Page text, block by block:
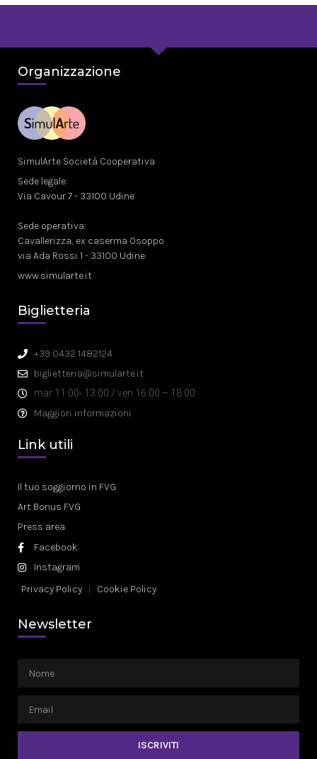
Organizzazione
SimulArte Società Cooperativa
Sede legale:
Via Cavour 7 - 33100 Udine
Sede operativa:
Cavallerizza, ex caserma Osoppo
via Ada Rossi 1 - 33100 Udine
www.simularte.it
Biglietteria
+39 0432 1482124
biglietteria@simularte.it
mar 11:00- 13:00 / ven 16:00 – 18:00
Maggiori informazioni
Link utili
Il tuo soggiorno in FVG
Art Bonus FVG
Press area
Facebook
Instagram
Privacy Policy
Cookie Policy
Newsletter
ISCRIVITI